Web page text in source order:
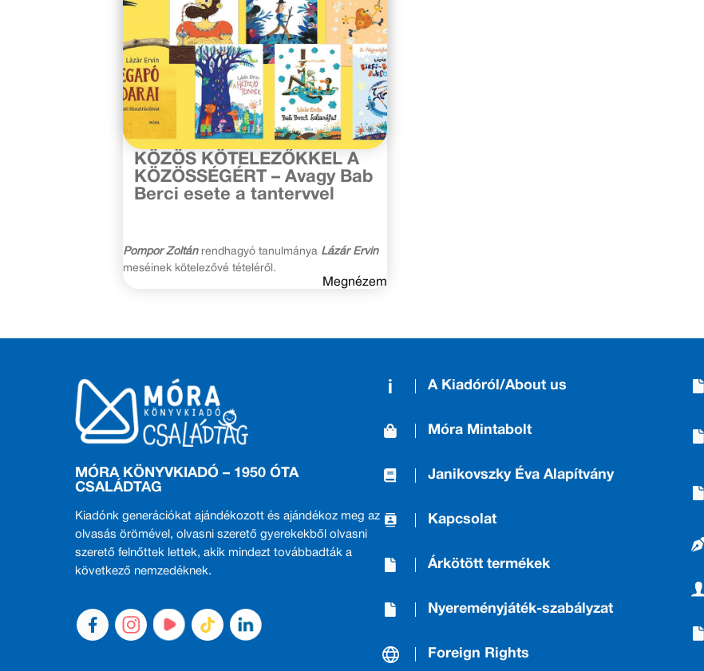
2021. február 26.
KÖZÖS KÖTELEZŐKKEL A
KÖZÖSSÉGÉRT – Avagy Bab
Berci esete a tantervvel
Pompor Zoltánrendhagyó tanulmánya Lázár Ervin
meséinek kötelezővé tételéről.
Megnézem
MÓRA KÖNYVKIADÓ – 1950 ÓTA
CSALÁDTAG
Kiadónk generációkat ajándékozott és ajándékoz meg az
olvasás örömével, olvasni szerető gyerekekből olvasni
szerető felnőttek lettek, akik mindezt továbbadták a
következő nemzedéknek.
A Kiadóról/About us
Móra Mintabolt
Janikovszky Éva Alapítvány
Kapcsolat
Árkötött termékek
Nyereményjáték-szabályzat
Foreign Rights